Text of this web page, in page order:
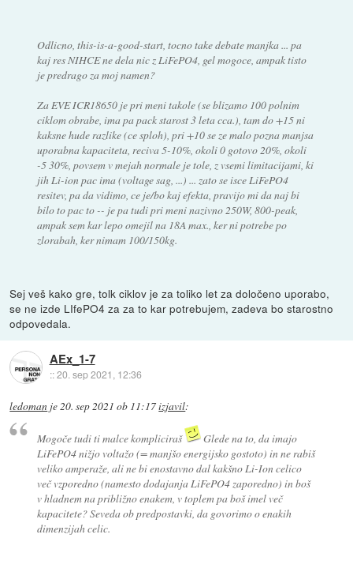
Odlicno, this-is-a-good-start, tocno take debate manjka ... pa
kaj res NIHCE ne dela nic z LiFePO4, gel mogoce, ampak tisto
je predrago za moj namen?
Za EVE ICR18650 je pri meni takole (se blizamo 100 polnim
ciklom obrabe, ima pa pack starost 3 leta cca.), tam do +15 ni
kaksne hude razlike (ce sploh), pri +10 se ze malo pozna manjsa
uporabna kapaciteta, reciva 5-10%, okoli 0 gotovo 20%, okoli
-5 30%, povsem v mejah normale je tole, z vsemi limitacijami, ki
jih Li-ion pac ima (voltage sag, ...) ... zato se isce LiFePO4
resitev, pa da vidimo, ce je/bo kaj efekta, pravijo mi da naj bi
bilo to pac to -- je pa tudi pri meni nazivno 250W, 800-peak,
ampak sem kar lepo omejil na 18A max., ker ni potrebe po
zlorabah, ker nimam 100/150kg.
Sej veš kako gre, tolk ciklov je za toliko let za določeno uporabo,
se ne izde LIfePO4 za za to kar potrebujem, zadeva bo starostno
odpovedala.
AEx_1-7
::20. sep 2021, 12:36
ledoman je20. sep 2021 ob 11:17izjavil:
Mogoče tudi ti malce kompliciraš
Glede na to, da imajo
LiFePO4 nižjo voltažo (= manjšo energijsko gostoto) in ne rabiš
veliko amperaže, ali ne bi enostavno dal kakšno Li-Ion celico
več vzporedno (namesto dodajanja LiFePO4 zaporedno) in boš
v hladnem na približno enakem, v toplem pa boš imel več
kapacitete? Seveda ob predpostavki, da govorimo o enakih
dimenzijah celic.